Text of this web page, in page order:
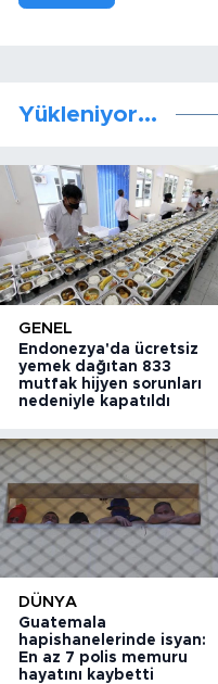
Yükleniyor...
GENEL
Endonezya'da ücretsiz
yemek dağıtan 833
mutfak hijyen sorunları
nedeniyle kapatıldı
DÜNYA
Guatemala
hapishanelerinde isyan:
En az 7 polis memuru
hayatını kaybetti